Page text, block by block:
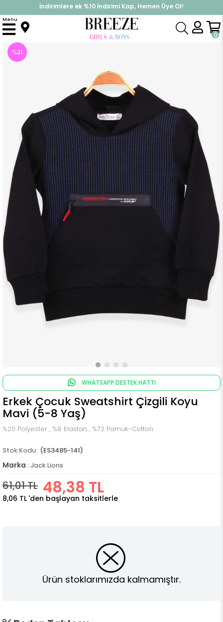
%30 Sepette Yaz İndirimi, Hemen Al!
İndirimlere ek %10 İndirimi Kap, Hemen Üye Ol!
0
Menu
Anasayfa Üst Giyim Sweatshirt
%21
WHATSAPP DESTEK HATTI
Erkek Çocuk Sweatshirt Çizgili Koyu
Mavi (5-8 Yaş)
%20 Polyester , %8 Elastan , %72 Pamuk-Cotton
(ES3485-141)
Marka : Jack Lions
61,01 TL 48,38 TL
8,06 TL 'den başlayan taksitlerle
Ürün stoklarımızda kalmamıştır.